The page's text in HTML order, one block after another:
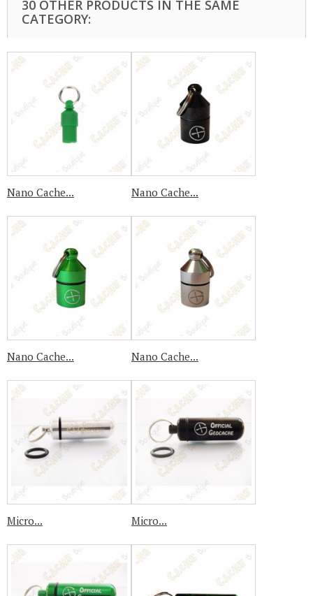
30 OTHER PRODUCTS IN THE SAME
CATEGORY:
Nano Cache... Nano Cache...
Nano Cache... Nano Cache...
Micro... Micro...